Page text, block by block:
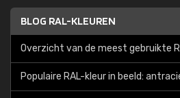
BLOG RAL-KLEUREN
Overzicht van de meest gebruikte
Populaire RAL-kleur in beeld: